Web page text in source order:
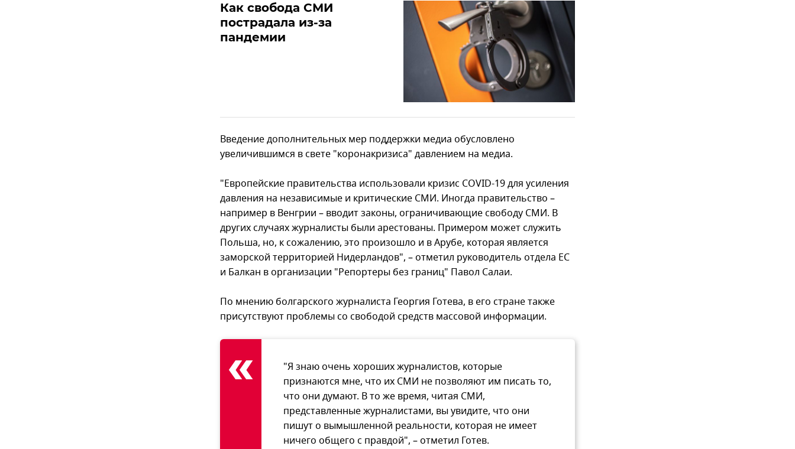
Как свобода СМИ
пострадала из-за
пандемии
Введение дополнительных мер поддержки медиа обусловлено
увеличившимся в свете "коронакризиса" давлением на медиа.
"Европейские правительства использовали кризис COVID-19 для усиления
давления на независимые и критические СМИ. Иногда правительство –
например в Венгрии – вводит законы, ограничивающие свободу СМИ. В
других случаях журналисты были арестованы. Примером может служить
Польша, но, к сожалению, это произошло и в Арубе, которая является
заморской территорией Нидерландов", – отметил руководитель отдела ЕС
и Балкан в организации "Репортеры без границ" Павол Салаи.
По мнению болгарского журналиста Георгия Готева, в его стране также
присутствуют проблемы со свободой средств массовой информации.
"Я знаю очень хороших журналистов, которые
признаются мне, что их СМИ не позволяют им писать то,
что они думают. В то же время, читая СМИ,
представленные журналистами, вы увидите, что они
пишут о вымышленной реальности, которая не имеет
ничего общего с правдой", – отметил Готев.